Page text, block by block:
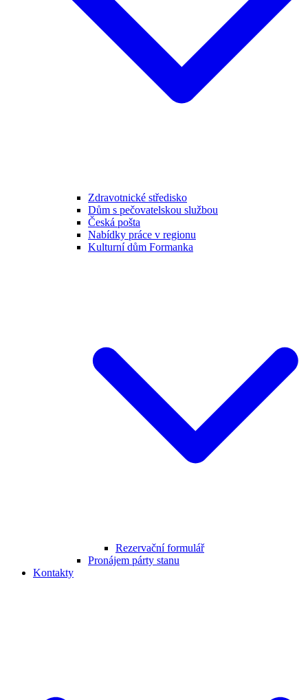
Zdravotnické středisko
Dům s pečovatelskou službou
Česká pošta
Nabídky práce v regionu
Kulturní dům Formanka
Rezervační formulář
Pronájem párty stanu
Kontakty